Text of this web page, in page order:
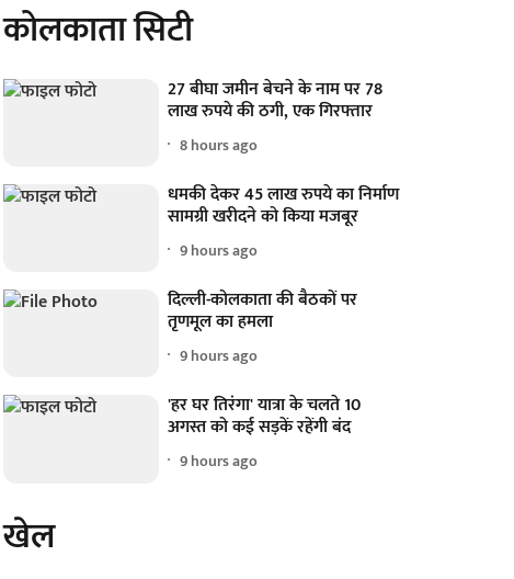
कोलकाता सिटी
27 बीघा जमीन बेचने के नाम पर 78
लाख रुपये की ठगी, एक गिरफ्तार
8 hours ago
धमकी देकर 45 लाख रुपये का निर्माण
सामग्री खरीदने को किया मजबूर
9 hours ago
दिल्ली-कोलकाता की बैठकों पर
तृणमूल का हमला
9 hours ago
'हर घर तिरंगा' यात्रा के चलते 10
अगस्त को कई सड़कें रहेंगी बंद
9 hours ago
खेल